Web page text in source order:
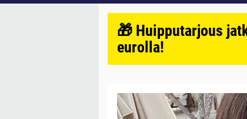
🎁 Huipputarjous
eurolla!